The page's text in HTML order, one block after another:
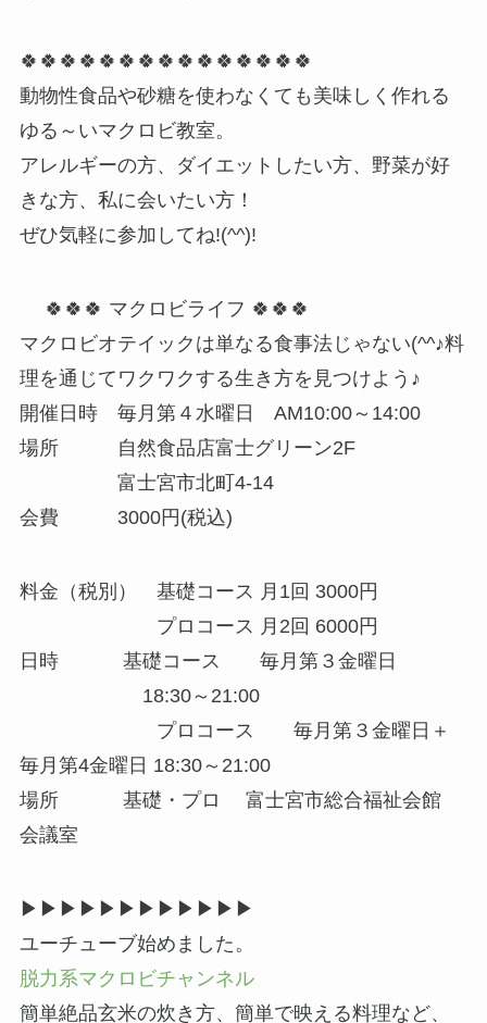
🍀🍀🍀🍀🍀🍀🍀🍀🍀🍀🍀🍀🍀🍀🍀
動物性食品や砂糖を使わなくても美味しく作れる
ゆる～いマクロビ教室。
アレルギーの方、ダイエットしたい方、野菜が好
きな方、私に会いたい方！
ぜひ気軽に参加してね!(^^)!
🍀🍀🍀 マクロビライフ 🍀🍀🍀
マクロビオテイックは単なる食事法じゃない(^^♪料
理を通じてワクワクする生き方を見つけよう♪
開催日時 毎月第４水曜日 AM10:00～14:00
場所 自然食品店富士グリーン2F
富士宮市北町4-14
会費 3000円(税込)
料金（税別） 基礎コース 月1回 3000円
プロコース 月2回 6000円
日時 基礎コース 毎月第３金曜日
18:30～21:00
プロコース 毎月第３金曜日＋
毎月第4金曜日 18:30～21:00
場所 基礎・プロ 富士宮市総合福祉会館
会議室
▶▶▶▶▶▶▶▶▶▶▶▶
ユーチューブ始めました。
脱力系マクロビチャンネル
簡単絶品玄米の炊き方、簡単で映える料理など、